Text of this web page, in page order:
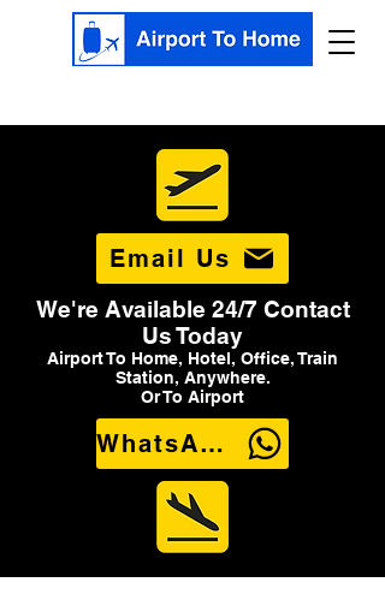
Email Us
We're Available 24/7 Contact
Us Today
Airport To Home, Hotel, Office, Train
Station, Anywhere.
Or To Airport
WhatsApp Us